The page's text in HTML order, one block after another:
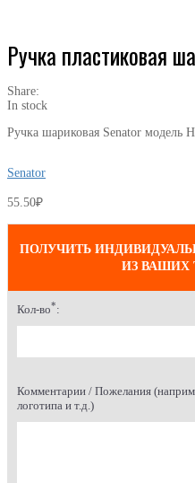
Ручка пластиковая
Share:
In stock
Ручка шариковая Senator модель
Senator
55.50₽
ПОЛУЧИТЬ
ИЗ ВАШИХ
Кол-во*:
Комментарии / Пожелания
логотипа и т.д.)